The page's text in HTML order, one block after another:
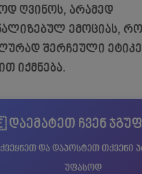
ღვინოს, არამედ
ემოციას,
შერჩეული
იქმნება.
ჩვენ
და დაპოსტეთ თქვენი
უფასოდ